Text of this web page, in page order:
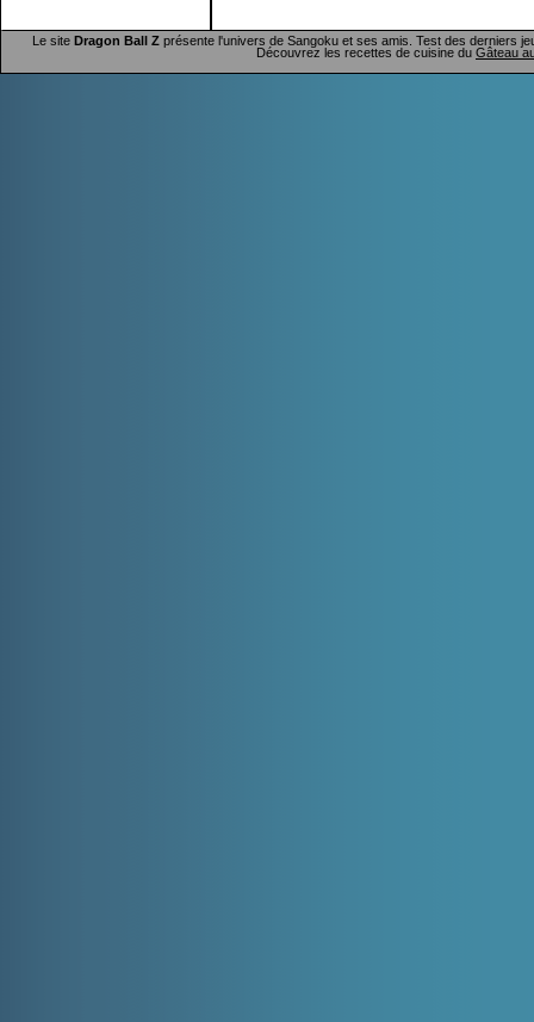
Le site Dragon Ball Zprésente l'univers de Sangoku et ses amis. Test des derniers
Découvrez les recettes de cuisine du Gâteau